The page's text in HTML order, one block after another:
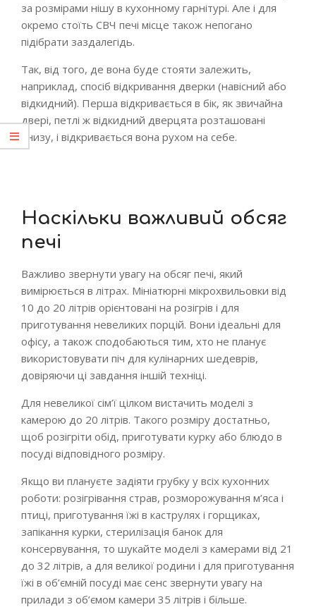
за розмірами нішу в кухонному гарнітурі. Але і для
окремо стоїть СВЧ печі місце також непогано
підібрати заздалегідь.
Так, від того, де вона буде стояти залежить,
наприклад, спосіб відкривання дверки (навісний або
відкидний). Перша відкривається в бік, як звичайна
двері, петлі ж відкидний дверцята розташовані
знизу, і відкривається вона рухом на себе.
Наскільки важливий обсяг
печі
Важливо звернути увагу на обсяг печі, який
вимірюється в літрах. Мініатюрні мікрохвильовки від
10 до 20 літрів орієнтовані на розігрів і для
приготування невеликих порцій. Вони ідеальні для
офісу, а також сподобаються тим, хто не планує
використовувати піч для кулінарних шедеврів,
довіряючи ці завдання іншій техніці.
Для невеликої сім’ї цілком вистачить моделі з
камерою до 20 літрів. Такого розміру достатньо,
щоб розігріти обід, приготувати курку або блюдо в
посуді відповідного розміру.
Якщо ви плануєте задіяти грубку у всіх кухонних
роботи: розігрівання страв, розморожування м’яса і
птиці, приготування їжі в каструлях і горщиках,
запікання курки, стерилізація банок для
консервування, то шукайте моделі з камерами від 21
до 32 літрів, а для великої родини і для приготування
їжі в об’ємній посуді має сенс звернути увагу на
прилади з об’ємом камери 35 літрів і більше.